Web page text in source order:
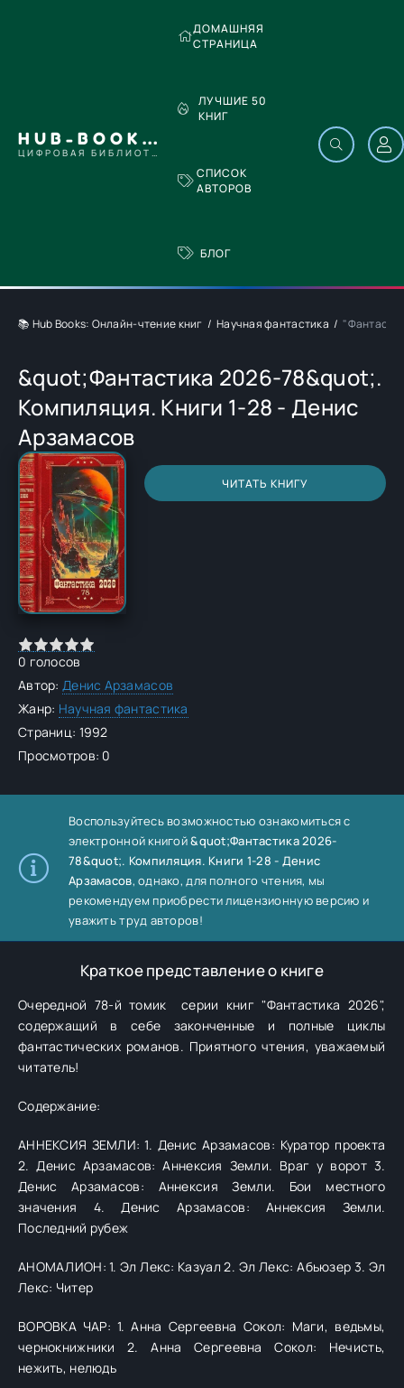
HUB-BOOKS.COM
ЦИФРОВАЯ БИБЛИОТЕКА
ДОМАШНЯЯ
СТРАНИЦА
ЛУЧШИЕ 50
КНИГ
СПИСОК
АВТОРОВ
БЛОГ
📚 Hub Books: Онлайн-чтение книг Научная фантастика
&quot;Фантастика 2026-78&quot;.
Компиляция. Книги 1-28 - Денис
Арзамасов
ЧИТАТЬ КНИГУ
0 голосов
Автор: Денис Арзамасов
Жанр: Научная фантастика
Страниц: 1992
Просмотров: 0
Воспользуйтесь возможностью ознакомиться с
электронной книгой&quot;Фантастика 2026-
78&quot;. Компиляция. Книги 1-28 - Денис
Арзамасов, однако, для полного чтения, мы
рекомендуем приобрести лицензионную версию и
уважить труд авторов!
Краткое представление о книге
Очередной 78-й томик серии книг "Фантастика 2026",
содержащий в себе законченные и полные циклы
фантастических романов. Приятного чтения, уважаемый
читатель!
Содержание:
АННЕКСИЯ ЗЕМЛИ: 1. Денис Арзамасов: Куратор проекта
2. Денис Арзамасов: Аннексия Земли. Враг у ворот 3.
Денис Арзамасов: Аннексия Земли. Бои местного
значения 4. Денис Арзамасов: Аннексия Земли.
Последний рубеж
АНОМАЛИОН: 1. Эл Лекс: Казуал 2. Эл Лекс: Абьюзер 3. Эл
Лекс: Читер
ВОРОВКА ЧАР: 1. Анна Сергеевна Сокол: Маги, ведьмы,
чернокнижники 2. Анна Сергеевна Сокол: Нечисть,
нежить, нелюдь